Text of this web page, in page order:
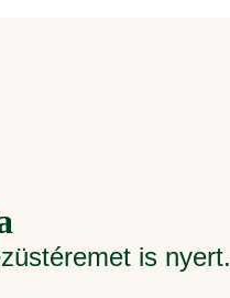
is nyert.